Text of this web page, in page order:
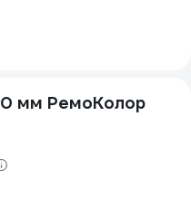
мм РемоКолор